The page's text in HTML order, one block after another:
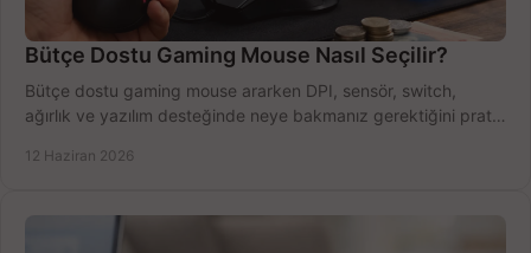
Bütçe Dostu Gaming Mouse Nasıl Seçilir?
Bütçe dostu gaming mouse ararken DPI, sensör, switch,
ağırlık ve yazılım desteğinde neye bakmanız gerektiğini pratik
12 Haziran 2026